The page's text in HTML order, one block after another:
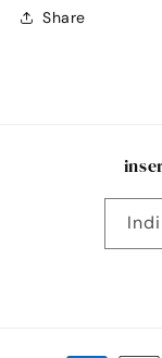
Share